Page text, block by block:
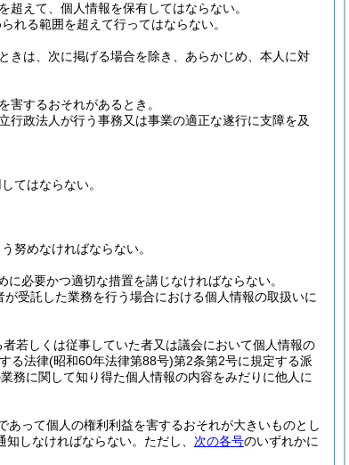
超えて、個人情報を保有してはならない。
れる範囲を超えて行ってはならない。
きは、次に掲げる場合を除き、あらかじめ、本人に対
するおそれがあるとき。
行政法人が行う事務又は事業の適正な遂行に支障を及
てはならない。
努めなければならない。
必要かつ適切な措置を講じなければならない。
が受託した業務を行う場合における個人情報の取扱いに
若しくは従事していた者又は議会において個人情報の
る法律(昭和60年法律第88号)第2条第2号に規定する派
務に関して知り得た個人情報の内容をみだりに他人に
って個人の権利利益を害するおそれが大きいものとし
しなければならない。 ただし、 次の各号のいずれかに